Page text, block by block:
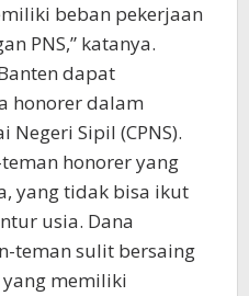
beban pekerjaan
PNS,” katanya.
dapat
honorer dalam
Negeri Sipil (CPNS).
honorer yang
yang tidak bisa ikut
usia. Dana
teman sulit bersaing
memiliki